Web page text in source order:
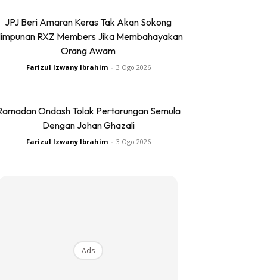
JPJ Beri Amaran Keras Tak Akan Sokong
RXZ Members Jika Membahayakan
Orang Awam
Farizul Izwany Ibrahim - 3 Ogo 2026
Ondash Tolak Pertarungan Semula
Dengan Johan Ghazali
Farizul Izwany Ibrahim - 3 Ogo 2026
Ads